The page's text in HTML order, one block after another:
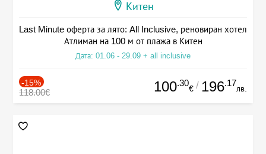
Китен
Last Minute оферта за лято: All Inclusive, реновиран хотел
Атлиман на 100 м от плажа в Китен
Дата: 01.06 - 29.09 + all inclusive
-15%
118.00€ 100.30
€ / 196.17
лв.